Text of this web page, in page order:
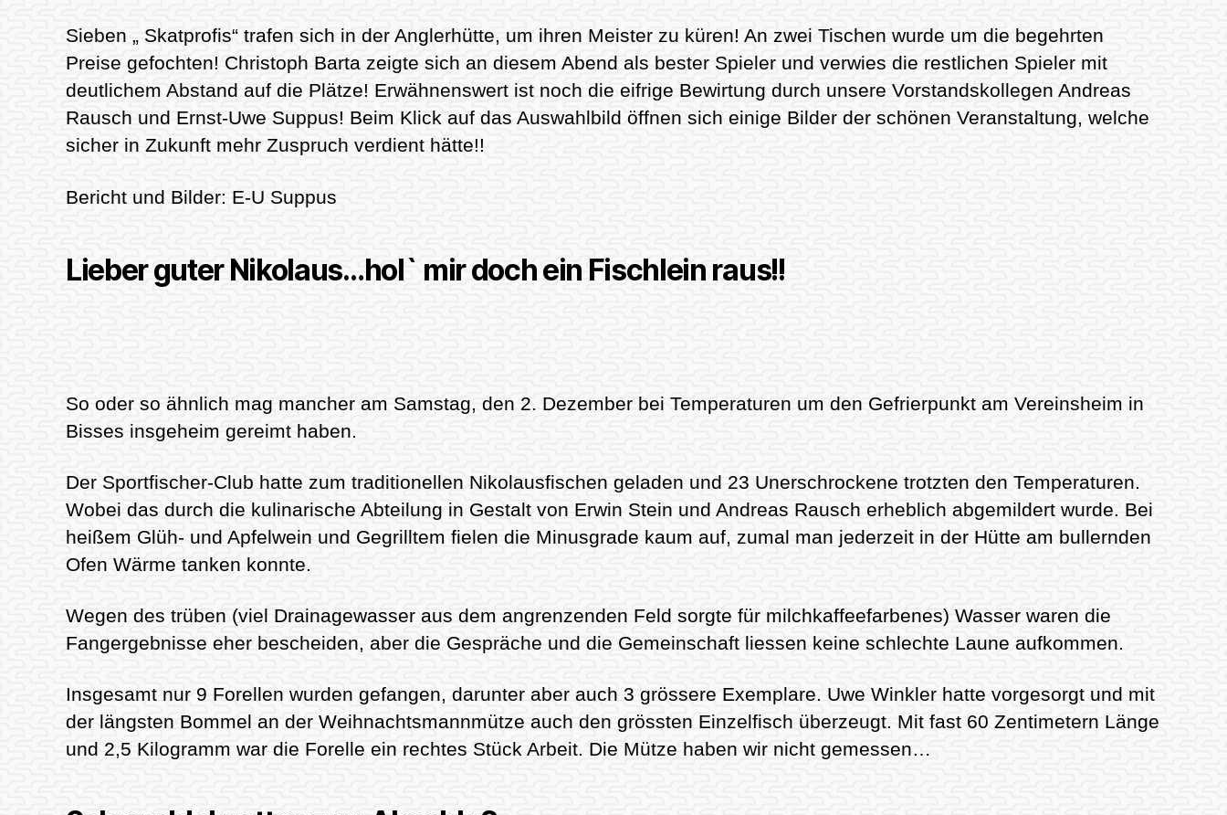
Sieben „ Skatprofis“ trafen sich in der Anglerhütte, um ihren Meister zu küren! An zwei Tischen wurde um die begehrten
Preise gefochten! Christoph Barta zeigte sich an diesem Abend als bester Spieler und verwies die restlichen Spieler mit
deutlichem Abstand auf die Plätze! Erwähnenswert ist noch die eifrige Bewirtung durch unsere Vorstandskollegen Andreas
Rausch und Ernst-Uwe Suppus! Beim Klick auf das Auswahlbild öffnen sich einige Bilder der schönen Veranstaltung, welche
sicher in Zukunft mehr Zuspruch verdient hätte!!
Bericht und Bilder: E-U Suppus
Lieber guter Nikolaus…hol` mir doch ein Fischlein raus!!
So oder so ähnlich mag mancher am Samstag, den 2. Dezember bei Temperaturen um den Gefrierpunkt am Vereinsheim in
Bisses insgeheim gereimt haben.
Der Sportfischer-Club hatte zum traditionellen Nikolausfischen geladen und 23 Unerschrockene trotzten den Temperaturen.
Wobei das durch die kulinarische Abteilung in Gestalt von Erwin Stein und Andreas Rausch erheblich abgemildert wurde. Bei
heißem Glüh- und Apfelwein und Gegrilltem fielen die Minusgrade kaum auf, zumal man jederzeit in der Hütte am bullernden
Ofen Wärme tanken konnte.
Wegen des trüben (viel Drainagewasser aus dem angrenzenden Feld sorgte für milchkaffeefarbenes) Wasser waren die
Fangergebnisse eher bescheiden, aber die Gespräche und die Gemeinschaft liessen keine schlechte Laune aufkommen.
Insgesamt nur 9 Forellen wurden gefangen, darunter aber auch 3 grössere Exemplare. Uwe Winkler hatte vorgesorgt und mit
der längsten Bommel an der Weihnachtsmannmütze auch den grössten Einzelfisch überzeugt. Mit fast 60 Zentimetern Länge
und 2,5 Kilogramm war die Forelle ein rechtes Stück Arbeit. Die Mütze haben wir nicht gemessen…